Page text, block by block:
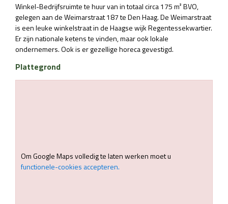
Winkel-Bedrijfsruimte te huur van in totaal circa 175 m² BVO,
gelegen aan de Weimarstraat 187 te Den Haag. De Weimarstraat
is een leuke winkelstraat in de Haagse wijk Regentessekwartier.
Er zijn nationale ketens te vinden, maar ook lokale
ondernemers. Ook is er gezellige horeca gevestigd.
Plattegrond
Om Google Maps volledig te laten werken moet u
functionele-cookies accepteren.